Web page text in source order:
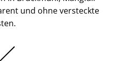
und ohne versteckte